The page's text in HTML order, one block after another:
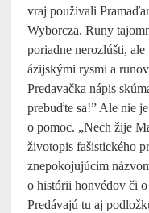
vraj používali
Wyborcza. Runy
poriadne nerozlúšti,
ázijskými rysmi a
Predavačka nápis
prebuďte sa!” Ale nie
o pomoc. „Nech žije
životopis fašistického
znepokojujúcim
o histórii honvédov či o
Predávajú tu aj